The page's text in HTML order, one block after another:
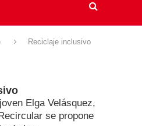
Reciclaje inclusivo
Elga Velásquez,
se propone